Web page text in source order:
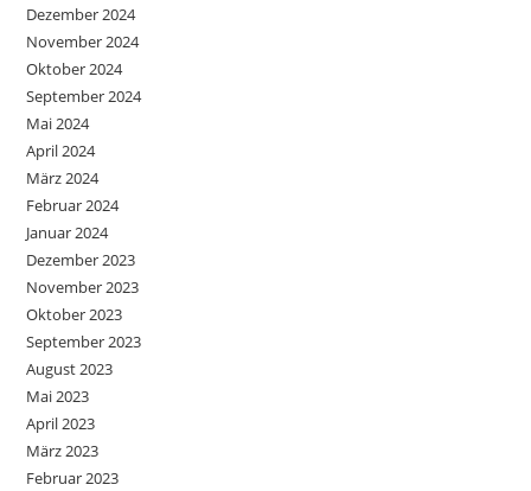
Dezember 2024
November 2024
Oktober 2024
September 2024
Mai 2024
April 2024
März 2024
Februar 2024
Januar 2024
Dezember 2023
November 2023
Oktober 2023
September 2023
August 2023
Mai 2023
April 2023
März 2023
Februar 2023